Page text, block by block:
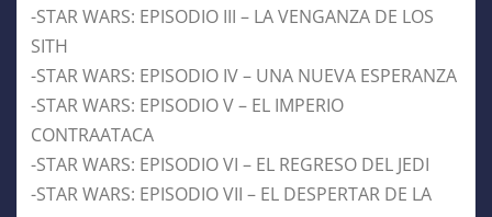
-STAR WARS: EPISODIO III – LA VENGANZA DE LOS
SITH
-STAR WARS: EPISODIO IV – UNA NUEVA ESPERANZA
-STAR WARS: EPISODIO V – EL IMPERIO
CONTRAATACA
-STAR WARS: EPISODIO VI – EL REGRESO DEL JEDI
-STAR WARS: EPISODIO VII – EL DESPERTAR DE LA